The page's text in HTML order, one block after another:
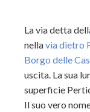
La via detta
nellavia dietro
Borgo delle
uscita. La sua
superficie
Il suo vero